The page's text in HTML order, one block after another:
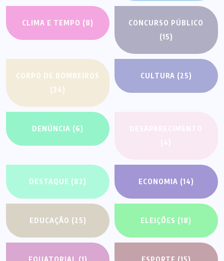
CLIMA E TEMPO (8)
CONCURSO PÚBLICO
(15)
CORPO DE BOMBEIROS
(34)
CULTURA (25)
DENÚNCIA (6)
DESTAQUE (82) ECONOMIA (14)
EDUCAÇÃO (25) ELEIÇÕES (18)
EQUATORIAL (1) ESPORTE (15)